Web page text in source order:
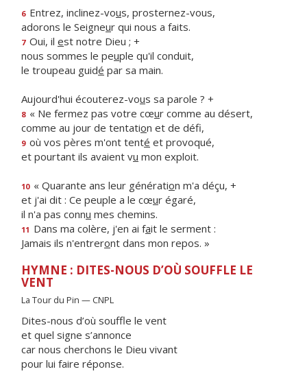
6 Entrez, inclinez-vous, prosternez-vous,
adorons le Seigneur qui nous a faits.
7 Oui, il est notre Dieu ; +
nous sommes le peuple qu'il conduit,
le troupeau guidé par sa main.
Aujourd'hui écouterez-vous sa parole ? +
8 « Ne fermez pas votre cœur comme au désert,
comme au jour de tentation et de défi,
9 où vos pères m'ont tenté et provoqué,
et pourtant ils avaient vu mon exploit.
10 « Quarante ans leur génération m'a déçu, +
et j'ai dit : Ce peuple a le cœur égaré,
il n'a pas connu mes chemins.
11 Dans ma colère, j'en ai fait le serment :
Jamais ils n'entreront dans mon repos. »
HYMNE : DITES-NOUS D’OÙ SOUFFLE LE
VENT
La Tour du Pin — CNPL
Dites-nous d’où souffle le vent
et quel signe s’annonce
car nous cherchons le Dieu vivant
pour lui faire réponse.